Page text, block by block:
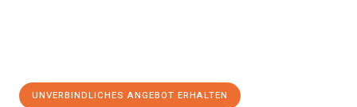
UNVERBINDLICHES ANGEBOT ERHALTEN